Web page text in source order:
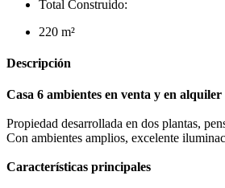
Total Construido:
220 m²
Descripción
Casa 6 ambientes en venta y en
Propiedad desarrollada en dos plantas,
Con ambientes amplios, excelente
Características principales